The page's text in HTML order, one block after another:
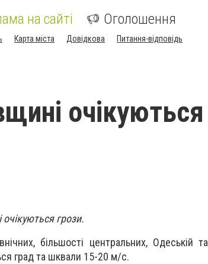
на сайті Оголошення
Карта міста Довідкова Питання-відповідь
очікуються
очікуються грози.
більшості центральних, Одеській та
град та шквали 15-20 м/с.